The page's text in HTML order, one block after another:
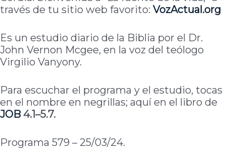
través de tu sitio web favorito: VozActual.org
Es un estudio diario de la Biblia por el Dr.
John Vernon Mcgee, en la voz del teólogo
Virgilio Vanyony.
Para escuchar el programa y el estudio, tocas
en el nombre en negrillas; aquí en el libro de
JOB 4.1–5.7.
Programa 579 – 25/03/24.